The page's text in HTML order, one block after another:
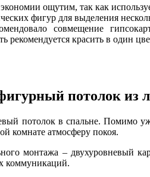
ощутим, так как
фигур для выделения
совмещение
рекомендуется красить в один
потолок из
потолок в спальне. Помимо
комнате атмосферу покоя.
монтажа – двухуровневый
коммуникаций.